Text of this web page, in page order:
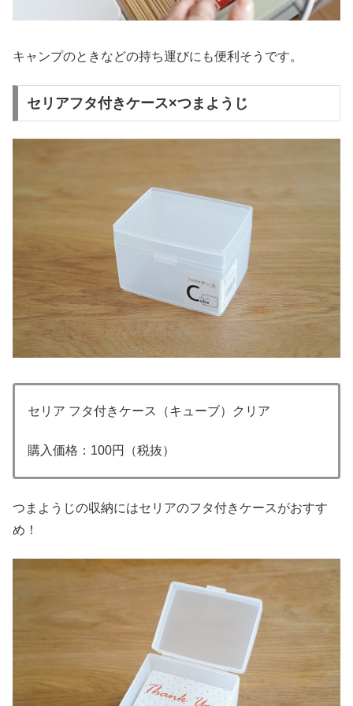
キャンプのときなどの持ち運びにも便利そうです。
セリアフタ付きケース×つまようじ
セリア フタ付きケース（キューブ）クリア
購入価格：100円（税抜）
つまようじの収納にはセリアのフタ付きケースがおすす
め！